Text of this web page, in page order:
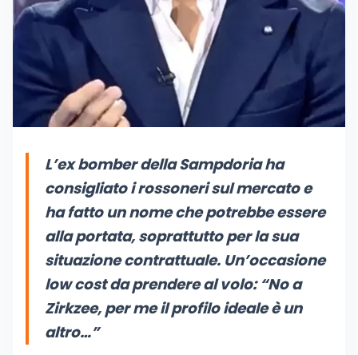
L’ex bomber della Sampdoria ha
consigliato i rossoneri sul mercato e
ha fatto un nome che potrebbe essere
alla portata, soprattutto per la sua
situazione contrattuale. Un’occasione
low cost da prendere al volo: “No a
Zirkzee, per me il profilo ideale è un
altro…”